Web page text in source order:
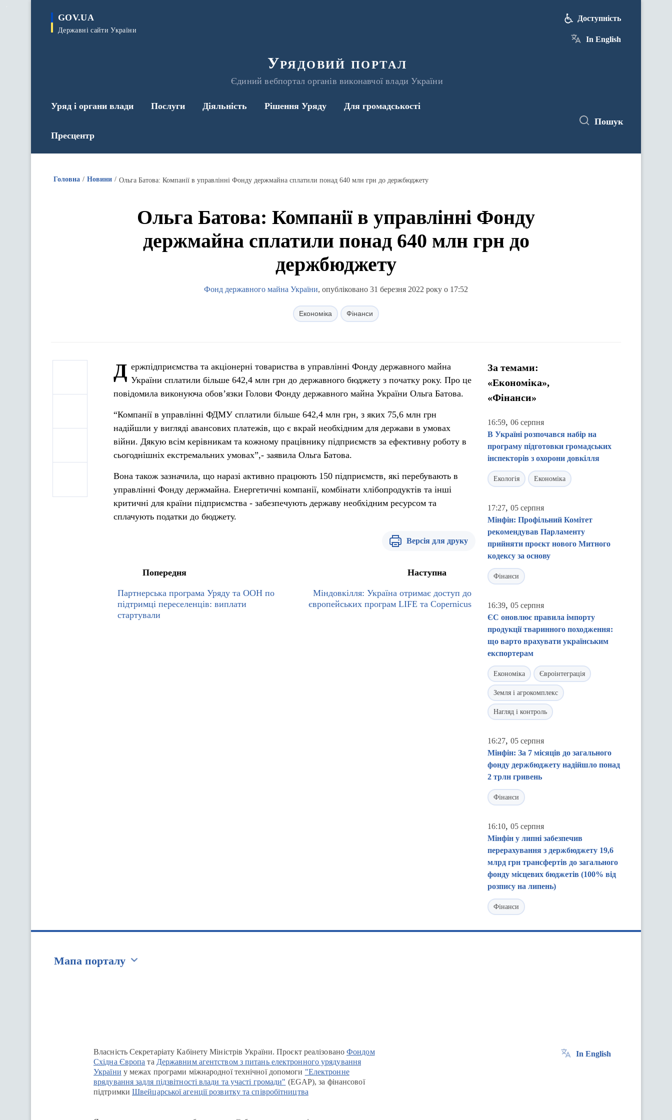
GOV.UA
Державні сайти України
Урядовий портал
Єдиний вебпортал органів виконавчої влади України
Доступність
In English
Уряд і органи влади Послуги Діяльність Рішення Уряду Для громадськості
Пресцентр
Пошук
Головна Новини Ольга Батова: Компанії в управлінні Фонду держмайна сплатили понад 640 млн грн до держбюджету
Ольга Батова: Компанії в управлінні Фонду
держмайна сплатили понад 640 млн грн до
держбюджету
Фонд державного майна України, опубліковано 31 березня 2022 року о 17:52
Економіка Фінанси
Д ержпідприємства та акціонерні товариства в управлінні Фонду державного майна
України сплатили більше 642,4 млн грн до державного бюджету з початку року. Про це
повідомила виконуюча обов’язки Голови Фонду державного майна України Ольга Батова.
“Компанії в управлінні ФДМУ сплатили більше 642,4 млн грн, з яких 75,6 млн грн
надійшли у вигляді авансових платежів, що є вкрай необхідним для держави в умовах
війни. Дякую всім керівникам та кожному працівнику підприємств за ефективну роботу в
сьогоднішніх екстремальних умовах”,- заявила Ольга Батова.
Вона також зазначила, що наразі активно працюють 150 підприємств, які перебувають в
управлінні Фонду держмайна. Енергетичні компанії, комбінати хлібопродуктів та інші
критичні для країни підприємства - забезпечують державу необхідним ресурсом та
сплачують податки до бюджету.
Версія для друку
Попередня
Партнерська програма Уряду та ООН по
підтримці переселенців: виплати
стартували
Наступна
Міндовкілля: Україна отримає доступ до
європейських програм LIFE та Copernicus
За темами:
«Економіка»,
«Фінанси»
16:59, 06 серпня
В Україні розпочався набір на
програму підготовки громадських
інспекторів з охорони довкілля
Екологія Економіка
17:27, 05 серпня
Мінфін: Профільний Комітет
рекомендував Парламенту
прийняти проєкт нового Митного
кодексу за основу
Фінанси
16:39, 05 серпня
ЄС оновлює правила імпорту
продукції тваринного походження:
що варто врахувати українським
експортерам
Економіка Євроінтеграція
Земля і агрокомплекс
Нагляд і контроль
16:27, 05 серпня
Мінфін: За 7 місяців до загального
фонду держбюджету надійшло понад
2 трлн гривень
Фінанси
16:10, 05 серпня
Мінфін у липні забезпечив
перерахування з держбюджету 19,6
млрд грн трансфертів до загального
фонду місцевих бюджетів (100% від
розпису на липень)
Фінанси
Мапа порталу
Власність Секретаріату Кабінету Міністрів України. Проєкт реалізованоФондом
Східна Європа та Державним агентством з питань електронного урядування
України у межах програми міжнародної технічної допомоги "Електронне
врядування задля підзвітності влади та участі громади" (EGAP), за фінансової
підтримки Швейцарської агенції розвитку та співробітництва
In English